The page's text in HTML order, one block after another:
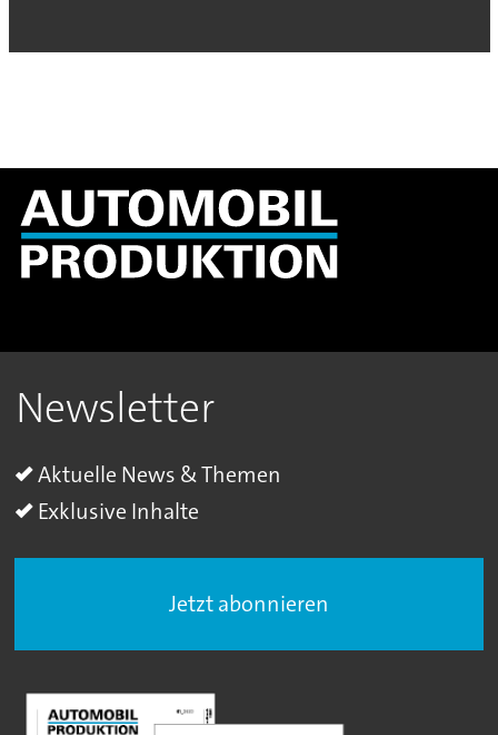
Newsletter
Aktuelle News & Themen
Exklusive Inhalte
Jetzt abonnieren